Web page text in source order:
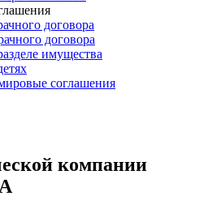
договора
договора
имущества
соглашения
компании